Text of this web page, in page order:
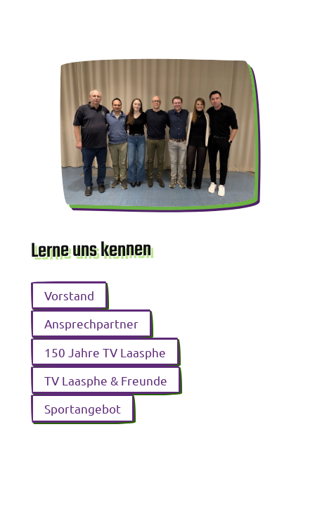
Lerne uns kennen
Vorstand
Ansprechpartner
150 Jahre TV Laasphe
TV Laasphe & Freunde
Sportangebot